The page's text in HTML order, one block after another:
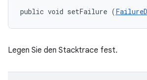
public void setFailure (
Legen Sie den Stacktrace fest.